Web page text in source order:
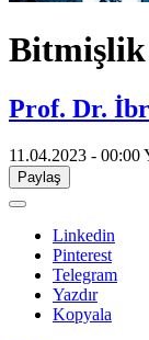
Prof. Dr.
11.04.2023 - 00:00
Paylaş
Linkedin
Pinterest
Telegram
Yazdır
Kopyala